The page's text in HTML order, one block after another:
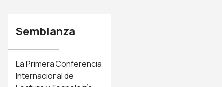
Semblanza
La Primera Conferencia
Internacional de